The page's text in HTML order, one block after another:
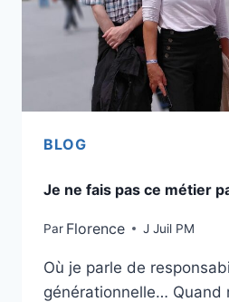
BLOG
Je ne fais pas ce métier
Par Florence J Juil PM
Où je parle de
générationnelle… Quand